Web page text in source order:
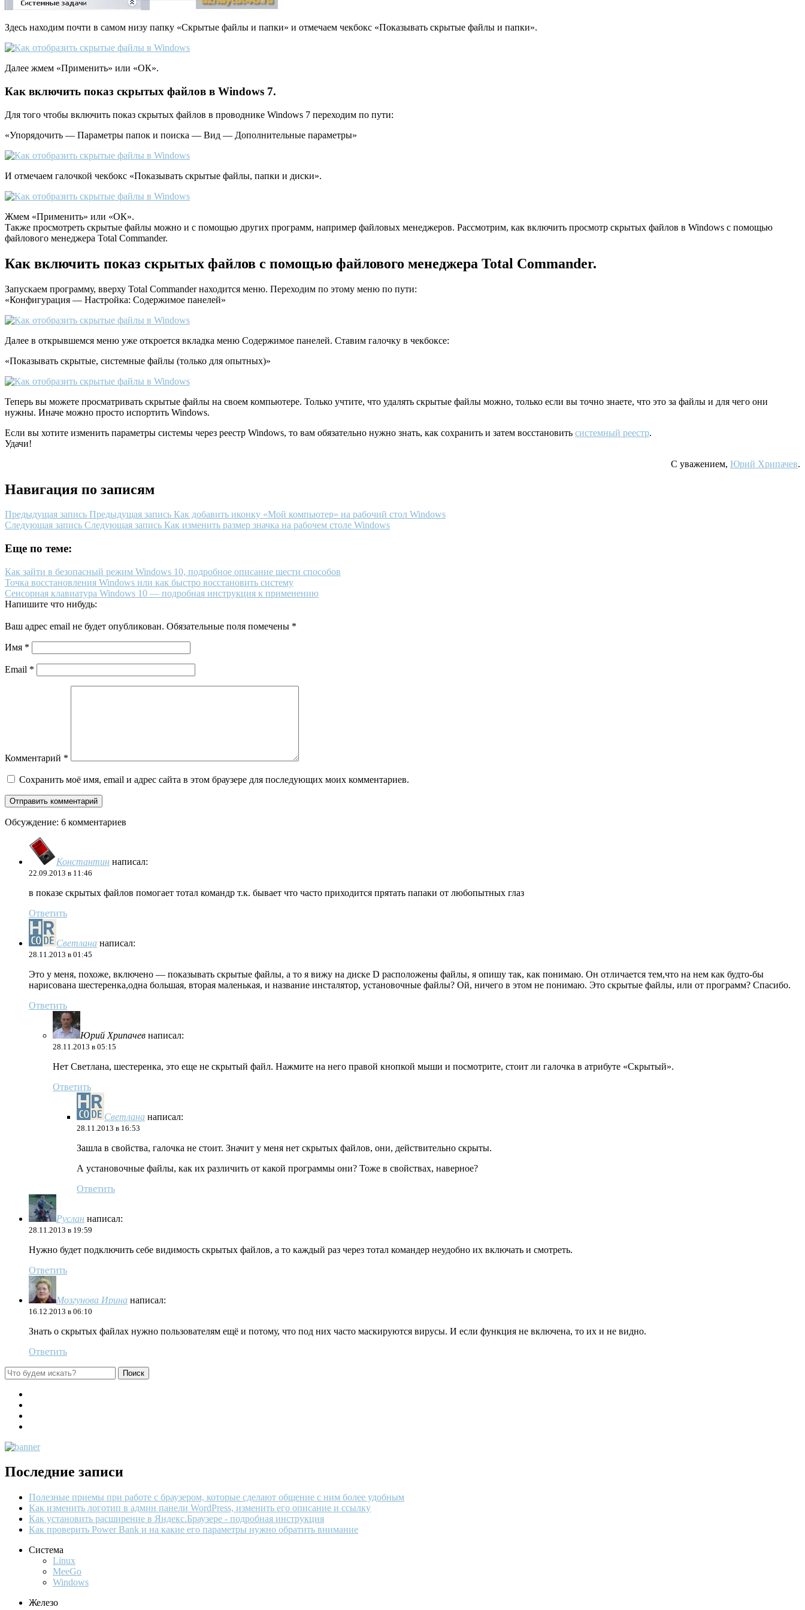
Здесь находим почти в самом низу папку «Скрытые файлы и папки» и отмечаем чекбокс «Показывать скрытые файлы и папки».
Далее жмем «Применить» или «ОК».
Как включить показ скрытых файлов в Windows 7.
Для того чтобы включить показ скрытых файлов в проводнике Windows 7 переходим по пути:
«Упорядочить — Параметры папок и поиска — Вид — Дополнительные параметры»
И отмечаем галочкой чекбокс «Показывать скрытые файлы, папки и диски».
Жмем «Применить» или «ОК».
Также просмотреть скрытые файлы можно и с помощью других программ, например файловых менеджеров. Рассмотрим, как включить просмотр скрытых файлов в Windows с помощью
файлового менеджера Total Commander.
Как включить показ скрытых файлов с помощью файлового менеджера Total Commander.
Запускаем программу, вверху Total Commander находится меню. Переходим по этому меню по пути:
«Конфигурация — Настройка: Содержимое панелей»
Далее в открывшемся меню уже откроется вкладка меню Содержимое панелей. Ставим галочку в чекбоксе:
«Показывать скрытые, системные файлы (только для опытных)»
Теперь вы можете просматривать скрытые файлы на своем компьютере. Только учтите, что удалять скрытые файлы можно, только если вы точно знаете, что это за файлы и для чего они
нужны. Иначе можно просто испортить Windows.
Если вы хотите изменить параметры системы через реестр Windows, то вам обязательно нужно знать, как сохранить и затем восстановить системный реестр.
Удачи!
С уважением, Юрий Хрипачев.
Навигация по записям
Предыдущая запись Предыдущая запись Как добавить иконку «Мой компьютер» на рабочий стол Windows
Следующая запись Следующая запись Как изменить размер значка на рабочем столе Windows
Еще по теме:
Как зайти в безопасный режим Windows 10, подробное описание шести способов
Точка восстановления Windows или как быстро восстановить систему
Сенсорная клавиатура Windows 10 — подробная инструкция к применению
Напишите что нибудь:
Ваш адрес email не будет опубликован. Обязательные поля помечены *
Имя *
Email *
Комментарий *
Сохранить моё имя, email и адрес сайта в этом браузере для последующих моих комментариев.
Обсуждение: 6 комментариев
Константин написал:
22.09.2013 в 11:46
в показе скрытых файлов помогает тотал командр т.к. бывает что часто приходится прятать папаки от любопытных глаз
Ответить
Светлана написал:
28.11.2013 в 01:45
Это у меня, похоже, включено — показывать скрытые файлы, а то я вижу на диске D расположены файлы, я опишу так, как понимаю. Он отличается тем,что на нем как будто-бы
нарисована шестеренка,одна большая, вторая маленькая, и название инсталятор, установочные файлы? Ой, ничего в этом не понимаю. Это скрытые файлы, или от программ? Спасибо.
Ответить
Юрий Хрипачев написал:
28.11.2013 в 05:15
Нет Светлана, шестеренка, это еще не скрытый файл. Нажмите на него правой кнопкой мыши и посмотрите, стоит ли галочка в атрибуте «Скрытый».
Ответить
Светлана написал:
28.11.2013 в 16:53
Зашла в свойства, галочка не стоит. Значит у меня нет скрытых файлов, они, действительно скрыты.
А установочные файлы, как их различить от какой программы они? Тоже в свойствах, наверное?
Ответить
Руслан написал:
28.11.2013 в 19:59
Нужно будет подключить себе видимость скрытых файлов, а то каждый раз через тотал командер неудобно их включать и смотреть.
Ответить
Мозгунова Ирина написал:
16.12.2013 в 06:10
Знать о скрытых файлах нужно пользователям ещё и потому, что под них часто маскируются вирусы. И если функция не включена, то их и не видно.
Ответить
Последние записи
Полезные приемы при работе с браузером, которые сделают общение с ним более удобным
Как изменить логотип в админ панели WordPress, изменить его описание и ссылку
Как установить расширение в Яндекс.Браузере - подробная инструкция
Как проверить Power Bank и на какие его параметры нужно обратить внимание
Система
Linux
MeeGo
Windows
Железо